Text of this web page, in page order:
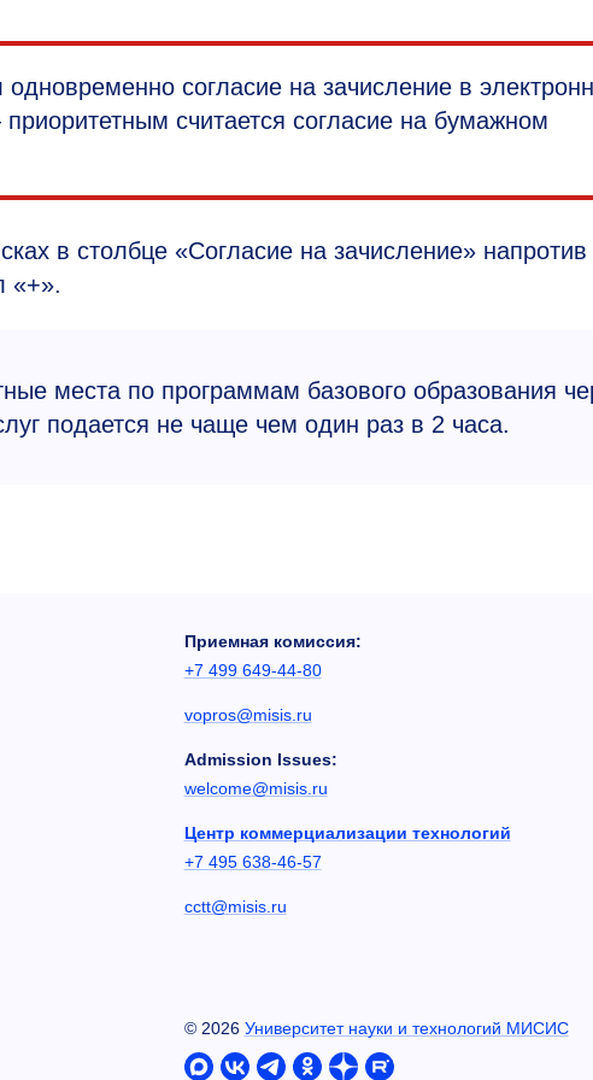
согласие на зачисление в
считается согласие на бумажном
в столбце «Согласие на зачисление» напротив
«+».
места по программам базового образования
подается не чаще чем один раз в 2 часа.
Приемная комиссия:
+7 499 649-44-80
vopros@misis.ru
Admission Issues:
welcome@misis.ru
Центр коммерциализации технологий
+7 495 638-46-57
cctt@misis.ru
© 2026 Университет науки и технологий МИСИС